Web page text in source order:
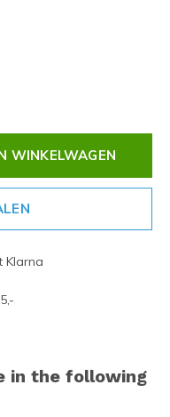
WINKELWAGEN
Klarna
in the following